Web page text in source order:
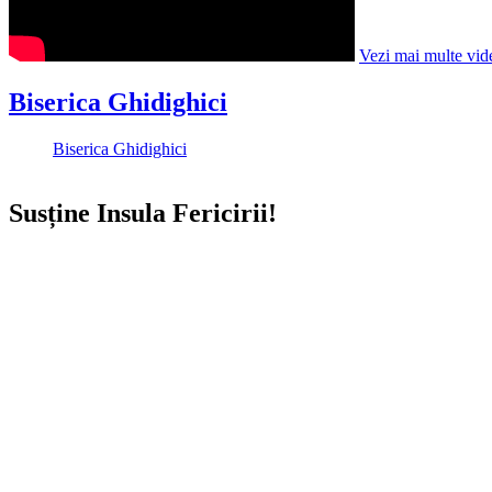
Vezi mai multe
Biserica Ghidighici
Biserica Ghidighici
Susține Insula Fericirii!